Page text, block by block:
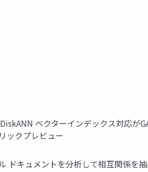
ベクターインデックス対応
ックプレビュー
ドキュメントを分析して相互関係